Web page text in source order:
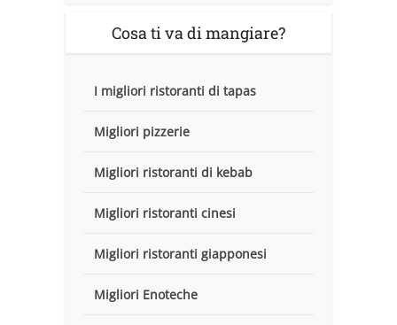
Cosa ti va di mangiare?
I migliori ristoranti di tapas
Migliori pizzerie
Migliori ristoranti di kebab
Migliori ristoranti cinesi
Migliori ristoranti giapponesi
Migliori Enoteche